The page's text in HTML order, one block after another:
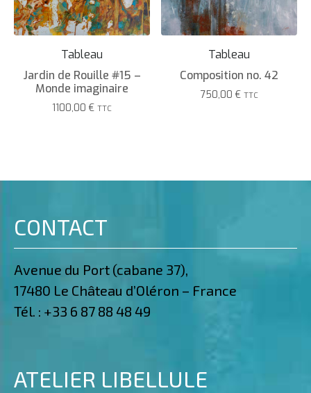
Tableau
Jardin de Rouille #15 –
Monde imaginaire
1100,00 € TTC
Tableau
Composition no. 42
750,00 € TTC
CONTACT
Avenue du Port (cabane 37),
17480 Le Château d’Oléron – France
Tél. : +33 6 87 88 48 49
ATELIER LIBELLULE